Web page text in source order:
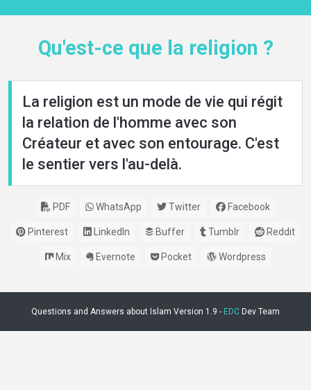
Qu'est-ce que la religion ?
La religion est un mode de vie qui régit
la relation de l'homme avec son
Créateur et avec son entourage. C'est
le sentier vers l'au-delà.
PDF WhatsApp Twitter Facebook
Pinterest LinkedIn Buffer Tumblr Reddit
Mix Evernote Pocket Wordpress
Questions and Answers about Islam Version 1.9 - EDC Dev Team